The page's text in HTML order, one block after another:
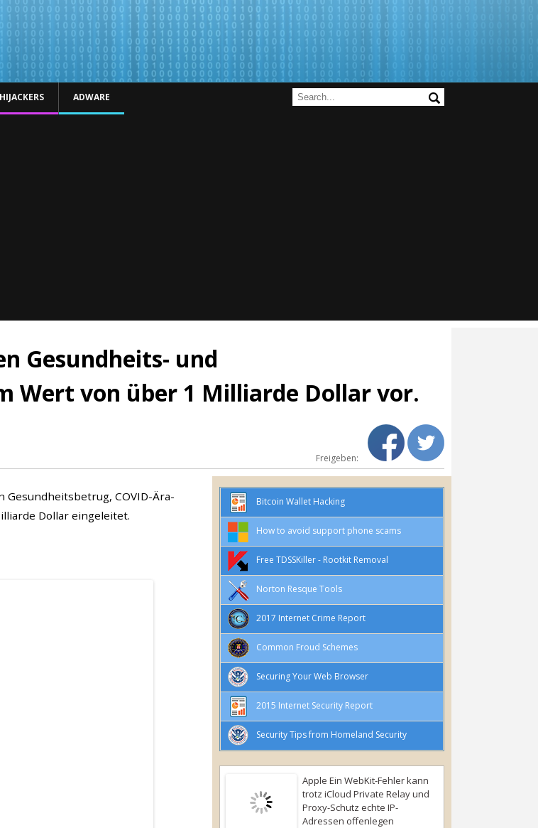
ADWARE
Gesundheits- und
Wert von über 1 Milliarde Dollar vor.
Freigeben:
Gesundheitsbetrug, COVID-Ära-
Dollar eingeleitet.
Bitcoin Wallet Hacking
How to avoid support phone scams
Free TDSSKiller - Rootkit Removal
Norton Resque Tools
2017 Internet Crime Report
Common Froud Schemes
Securing Your Web Browser
2015 Internet Security Report
Security Tips from Homeland Security
Apple Ein WebKit-Fehler kann
trotz iCloud Private Relay und
Proxy-Schutz echte IP-
Adressen offenlegen